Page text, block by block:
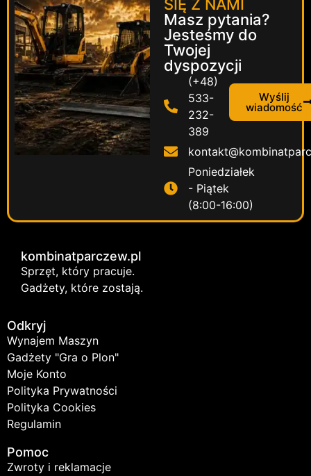
SIĘ Z NAMI
Masz pytania?
Jesteśmy do
Twojej
dyspozycji
(+48)
533-
232-
389
Poniedziałek
- Piątek
(8:00-16:00)
Wyślij
wiadomość
kombinatparczew.pl
Sprzęt, który pracuje.
Gadżety, które zostają.
Odkryj
Wynajem Maszyn
Gadżety "Gra o Plon"
Moje Konto
Polityka Prywatności
Polityka Cookies
Regulamin
Pomoc
Zwroty i reklamacje